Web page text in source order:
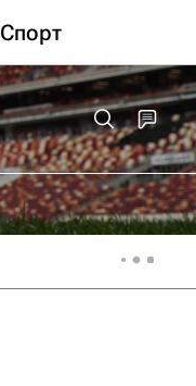
Спорт